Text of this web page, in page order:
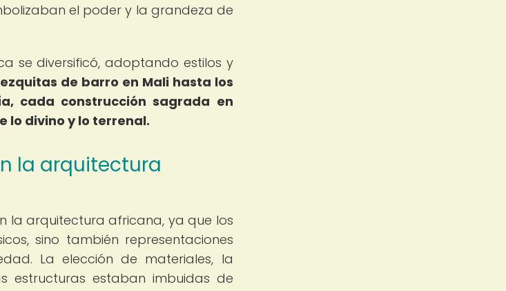
el poder y la grandeza de
se diversificó, adoptando estilos y
de barro en Mali hasta los
cada construcción sagrada en
lo divino y lo terrenal.
la arquitectura
la arquitectura africana, ya que los
sino también representaciones
La elección de materiales, la
estructuras estaban imbuidas de